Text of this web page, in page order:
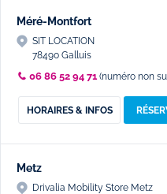
Méré-Montfort
SIT LOCATION
78490 Galluis
06 86 52 94 71(numéro non
HORAIRES & INFOS
Metz
Drivalia Mobility Store Metz